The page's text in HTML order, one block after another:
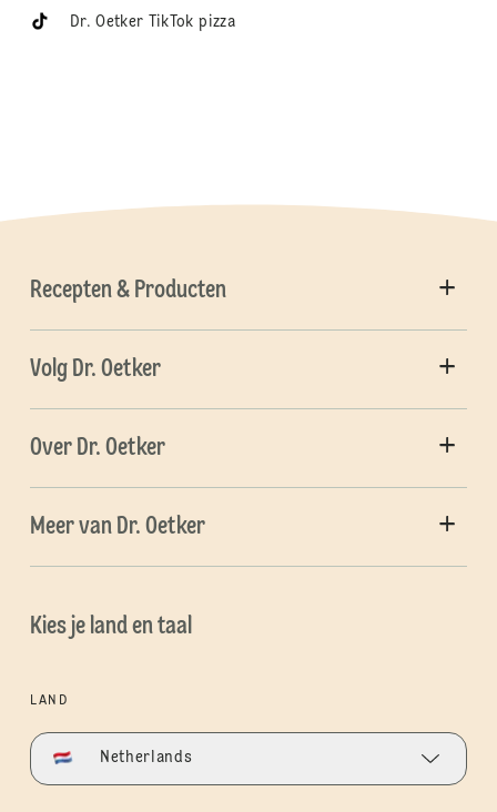
Dr. Oetker TikTok pizza
Recepten & Producten
Volg Dr. Oetker
Over Dr. Oetker
Meer van Dr. Oetker
Kies je land en taal
LAND
Netherlands